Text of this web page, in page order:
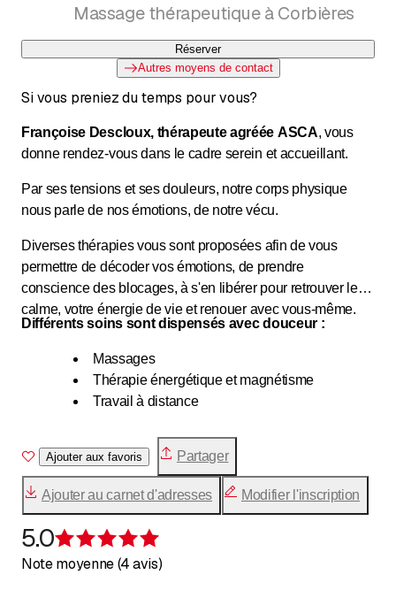
Massage thérapeutique à Corbières
Réserver
Autres moyens de contact
Si vous preniez du temps pour vous?
Françoise Descloux, thérapeute agréée ASCA, vous
donne rendez-vous dans le cadre serein et accueillant.
Par ses tensions et ses douleurs, notre corps physique
nous parle de nos émotions, de notre vécu.
Diverses thérapies vous sont proposées afin de vous
permettre de décoder vos émotions, de prendre
conscience des blocages, à s'en libérer pour retrouver le
calme, votre énergie de vie et renouer avec vous-même.
Différents soins sont dispensés avec douceur :
Massages
Thérapie énergétique et magnétisme
Travail à distance
Ajouter aux favoris Partager
Ajouter au carnet d'adresses Modifier l'inscription
5.0
Note moyenne (4 avis)